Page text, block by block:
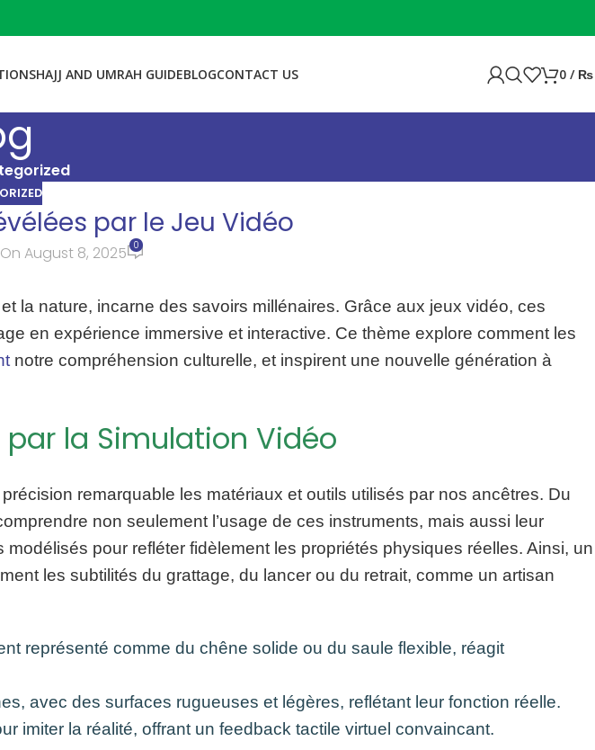
HAJJ AND UMRAH GUIDEBLOGCONTACT US 0 / ₨
par le Jeu Vidéo
On August 8, 2025 0
la nature, incarne des savoirs millénaires. Grâce aux jeux vidéo, ces
en expérience immersive et interactive. Ce thème explore comment les
notre compréhension culturelle, et inspirent une nouvelle génération à
par la Simulation Vidéo
remarquable les matériaux et outils utilisés par nos ancêtres. Du
non seulement l’usage de ces instruments, mais aussi leur
pour refléter fidèlement les propriétés physiques réelles. Ainsi, un
les subtilités du grattage, du lancer ou du retrait, comme un artisan
représenté comme du chêne solide ou du saule flexible, réagit
avec des surfaces rugueuses et légères, reflétant leur fonction réelle.
imiter la réalité, offrant un feedback tactile virtuel convaincant.